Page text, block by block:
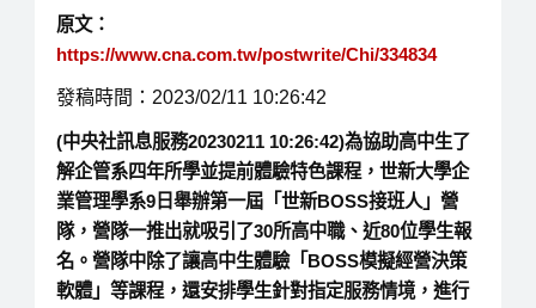
原文：
https://www.cna.com.tw/postwrite/Chi/334834
發稿時間：2023/02/11 10:26:42
(中央社訊息服務20230211 10:26:42)為協助高中生了
解企管系四年所學並提前體驗特色課程，世新大學企
業管理學系9日舉辦第一屆「世新BOSS接班人」營
隊，營隊一推出就吸引了30所高中職、近80位學生報
名。營隊中除了讓高中生體驗「BOSS模擬經營決策
軟體」等課程，還安排學生針對指定服務情境，進行